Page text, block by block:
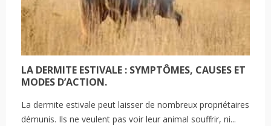
LA DERMITE ESTIVALE : SYMPTÔMES, CAUSES ET
MODES D’ACTION.
La dermite estivale peut laisser de nombreux propriétaires
démunis. Ils ne veulent pas voir leur animal souffrir, ni...